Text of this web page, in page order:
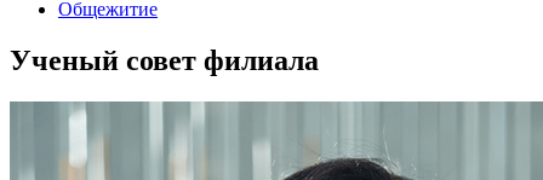
Общежитие
Ученый совет филиала